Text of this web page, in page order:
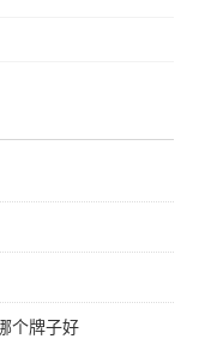
个牌子好